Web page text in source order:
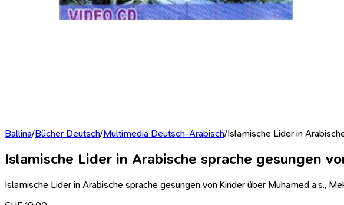
Ballina/Bücher Deutsch/Multimedia Deutsch-Arabisch/Islamische Lider in
Islamische Lider in Arabische sprache gesungen
Islamische Lider in Arabische sprache gesungen von Kinder über Muhamed a.s.,